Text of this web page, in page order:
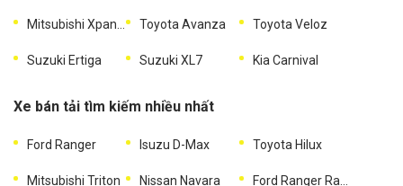
Mitsubishi Xpander Toyota Avanza Toyota Veloz
Suzuki Ertiga Suzuki XL7 Kia Carnival
Xe bán tải tìm kiếm nhiều nhất
Ford Ranger Isuzu D-Max Toyota Hilux
Mitsubishi Triton Nissan Navara Ford Ranger Raptor